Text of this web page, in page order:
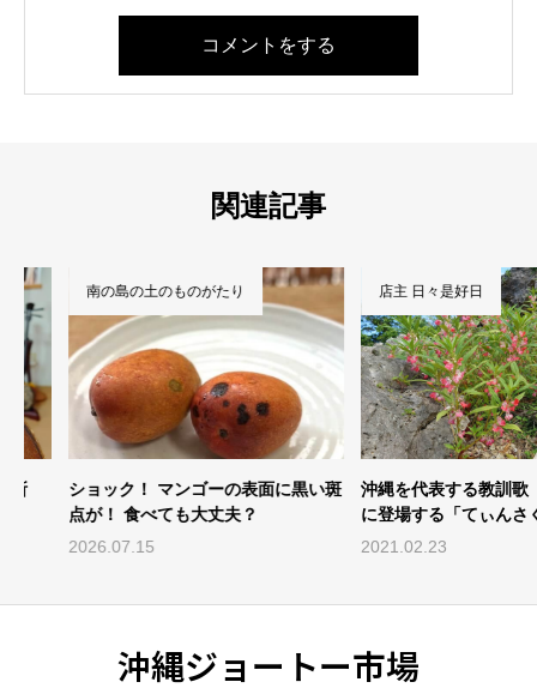
コメントをする
関連記事
ショック！ マンゴーの表面に黒い斑
点が！ 食べても大丈夫？
2026.07.15
南の島の土のものがたり
沖縄を代表する教訓歌（沖
に登場する「てぃんさぐぬ
2021.02.23
店主 日々是好日
沖縄ジョートー市場